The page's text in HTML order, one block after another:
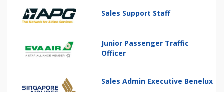
Sales Support Staff
Junior Passenger Traffic
Officer
Sales Admin Executive Benelux